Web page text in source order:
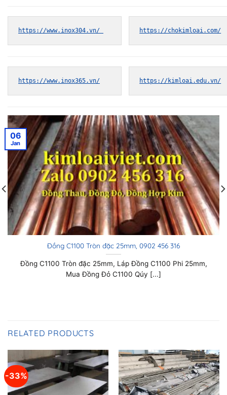
https://www.inox304.vn/ https://chokimloai.com/
https://www.inox365.vn/ https://kimloai.edu.vn/
Đồng C1100 Tròn đặc 25mm, 0902 456 316
Đồng C1100 Tròn đặc 25mm, Láp Đồng C1100 Phi 25mm,
Mua Đồng Đỏ C1100 Qúy [...]
06
Jan
RELATED PRODUCTS
-33%